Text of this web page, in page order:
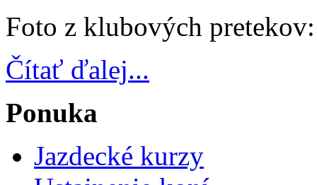
Foto z klubových pretekov:
Čítať ďalej...
Ponuka
Jazdecké kurzy